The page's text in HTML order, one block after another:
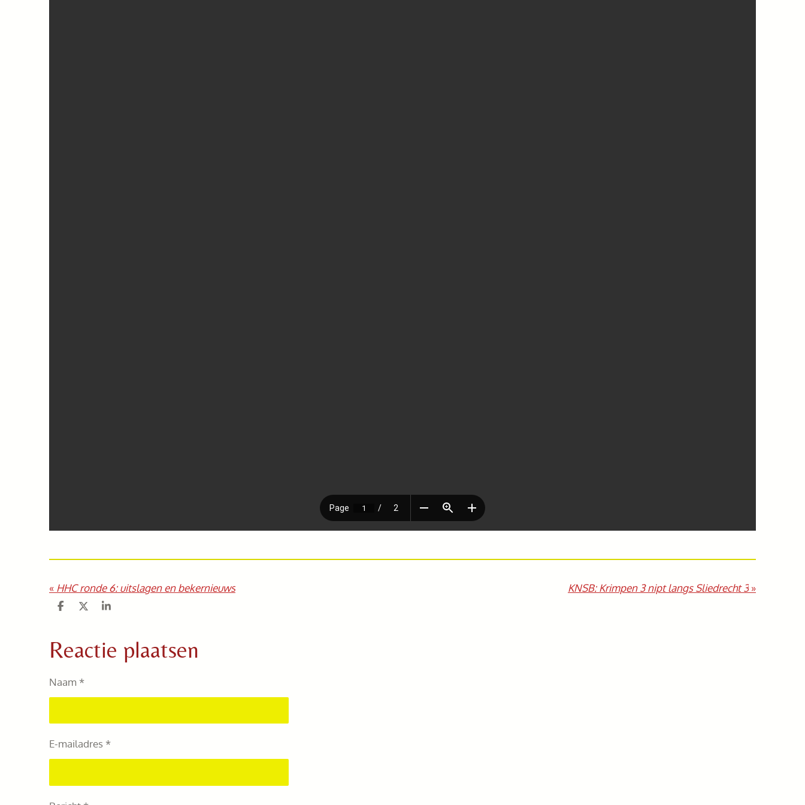
« HHC ronde 6: uitslagen en bekernieuws KNSB: Krimpen 3 nipt langs Sliedrecht 3 »
D
e
n
D
S
e
Reactie plaatsen
Naam *
E-mailadres *